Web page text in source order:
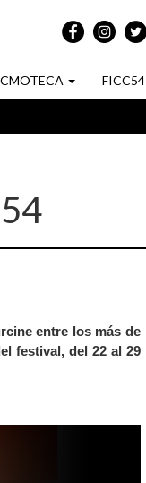
REDES
SOCIALES
FICC54
entre los más de
festival, del 22 al 29